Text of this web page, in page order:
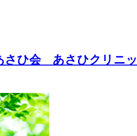
さひ会 あさひクリニ